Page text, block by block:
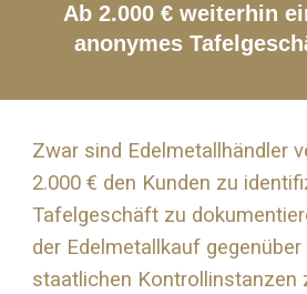
Ab 2.000 € weiterhin
anonymes
Zwar sind Edelmetallhändler
2.000 € den Kunden zu
Tafelgeschäft zu
der Edelmetallkauf
staatlichen Kontrollinstanzen